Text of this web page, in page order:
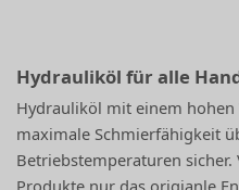
Hydrauliköl für alle
Hydrauliköl mit einem
maximale Schmierfähigkeit
Betriebstemperaturen sicher.